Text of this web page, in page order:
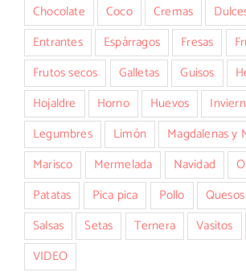
Chocolate
Coco Cremas
Entrantes
Espárragos Fresas
Frutos secos
Galletas Guisos
Hojaldre
Horno Huevos
Legumbres
Limón
Magdalenas y
Marisco
Mermelada Navidad
Patatas
Pica pica Pollo Quesos
Salsas
Setas Ternera Vasitos
VIDEO